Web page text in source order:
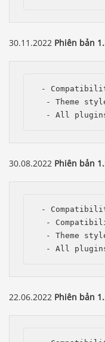
30.11.2022 Phiên bản
-
- Theme
- All
30.08.2022 Phiên bản
-
-
- Theme
- All
22.06.2022 Phiên bản